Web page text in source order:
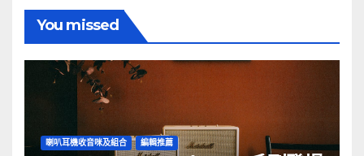
You missed
喇叭耳機收音咪及組合 編輯推薦